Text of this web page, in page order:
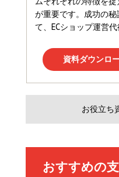
Amazon
Amazonラ
Amazonラ